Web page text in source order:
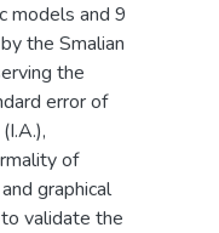
models and 9
the Smalian
the
error of
of
graphical
validate the